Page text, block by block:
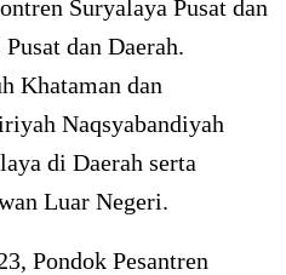
Suryalaya Pusat dan
dan Daerah.
Khataman dan
Naqsyabandiyah
di Daerah serta
Luar Negeri.
Pondok Pesantren